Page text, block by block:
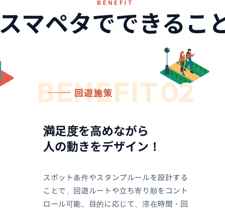
BENEFIT
スマペタでできるこ
BENEFIT
回遊施策 02
満足度を高めながら
人の動きをデザイン！
スポット条件やスタンプルールを設計する
ことで、回遊ルートや立ち寄り順をコント
ロール可能。目的に応じて、滞在時間・回